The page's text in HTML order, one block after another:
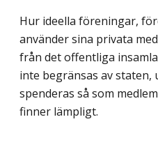
Hur ideella föreningar,
använder sina privata
från det offentliga
inte begränsas av
spenderas så som
finner lämpligt.